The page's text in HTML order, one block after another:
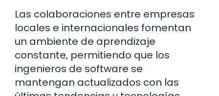
Las colaboraciones entre empresas
locales e internacionales fomentan
un ambiente de aprendizaje
constante, permitiendo que los
ingenieros de software se
mantengan actualizados con las